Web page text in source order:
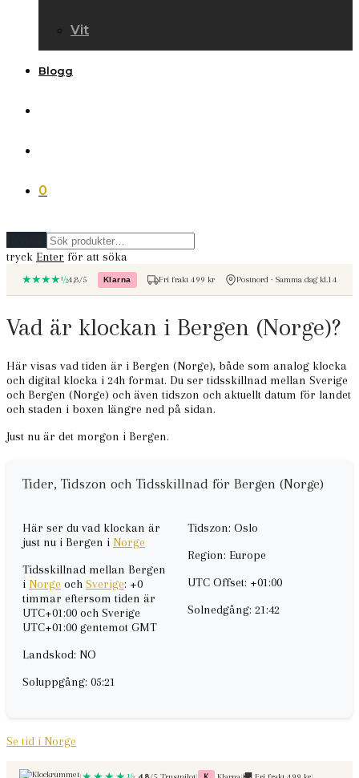
Vit
Blogg
0
tryck Enter för att söka
★★★★½4,8/5 Klarna
– betala med KlarnaFri frakt 499 kr Postnord · Samma dag kl.14
Vad är klockan i Bergen (Norge)?
Här visas vad tiden är i Bergen (Norge), både som analog klocka
och digital klocka i 24h format. Du ser tidsskillnad mellan Sverige
och Bergen (Norge) och även tidszon och aktuellt datum för landet
och staden i boxen längre ned på sidan.
Just nu är det morgon i Bergen.
Tider, Tidszon och Tidsskillnad för Bergen (Norge)
Här ser du vad klockan är
just nu i Bergen i Norge
Tidsskillnad mellan Bergen
i Norge och Sverige: +0
timmar eftersom tiden är
UTC+01:00 och Sverige
UTC+01:00 gentemot GMT
Landskod: NO
Soluppgång: 05:21
Tidszon: Oslo
Region: Europe
UTC Offset: +01:00
Solnedgång: 21:42
Se tid i Norge
Betala medFri frakt vid kop over